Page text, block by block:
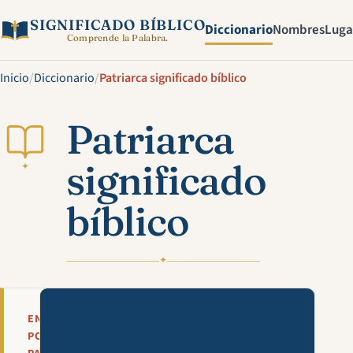
SIGNIFICADO BÍBLICO
Comprende la Palabra. DiccionarioNombres
Inicio/Diccionario/Patriarca significado bíblico
✦
Patriarca
significado
bíblico
✦
EN
POCAS
Mira esta explicación en